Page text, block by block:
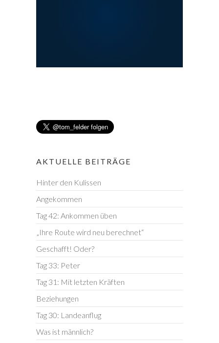
AKTUELLE BEITRÄGE
Hinter den Kulissen
Angekommen
Tag 42: Ankommen üben
„Ihre Route wird neu berechnet“
Geschafft! Oder?
Tag 33: Peter
Tag 31: Mit letzten Kräften
Beziehungen
Tag 30: Landeanflug
Was ist männlich?